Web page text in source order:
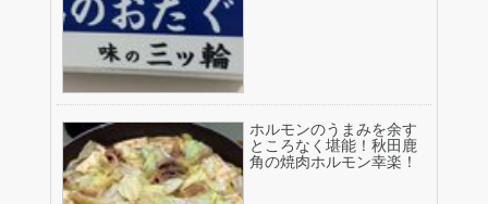
ホルモンのうまみを余す
ところなく堪能！秋田鹿
角の焼肉ホルモン幸楽！